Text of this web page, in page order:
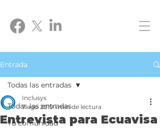
Entrada
Todas las entradas
Tu comunidad
Todas las entradas
Entrevista para Ecuavisa
Inclusys
7 ago 2019 1 min de lectura